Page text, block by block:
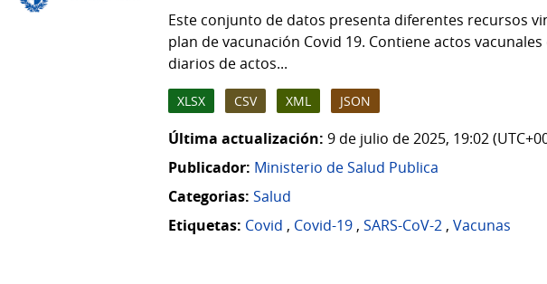
Este conjunto de datos presenta diferentes recursos
plan de vacunación Covid 19. Contiene actos
diarios de actos...
XLSX CSV XML JSON
Última actualización: 9 de julio de 2025, 19:02
Publicador: Ministerio de Salud Publica
Categorias: Salud
Etiquetas: Covid , Covid-19, SARS-CoV-2, Vacunas